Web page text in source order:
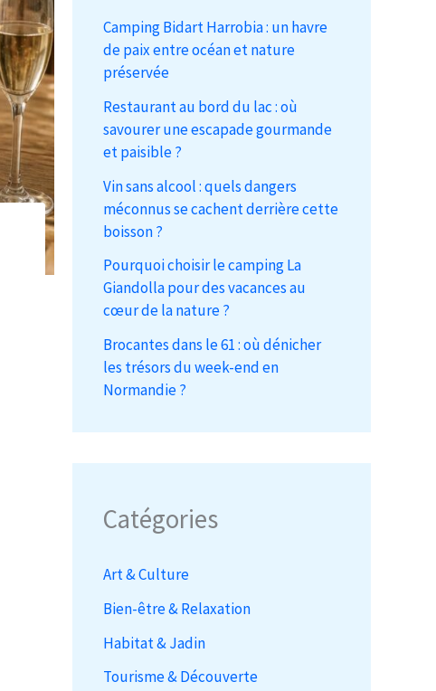
Camping Bidart Harrobia : un havre
de paix entre océan et nature
préservée
Restaurant au bord du lac : où
savourer une escapade gourmande
et paisible ?
Vin sans alcool : quels dangers
méconnus se cachent derrière cette
boisson ?
Pourquoi choisir le camping La
Giandolla pour des vacances au
cœur de la nature ?
Brocantes dans le 61 : où dénicher
les trésors du week-end en
Normandie ?
Catégories
Art & Culture
Bien-être & Relaxation
Habitat & Jadin
Tourisme & Découverte